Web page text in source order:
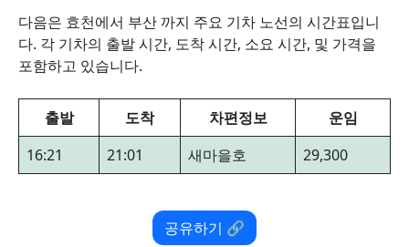
다음은 효천에서 부산 까지 주요 기차 노선의 시간표입니
다. 각 기차의 출발 시간, 도착 시간, 소요 시간, 및 가격을
포함하고 있습니다.
출발 도착 차편정보
운임
16:21
21:01 새마을호 29,300
공유하기 🔗